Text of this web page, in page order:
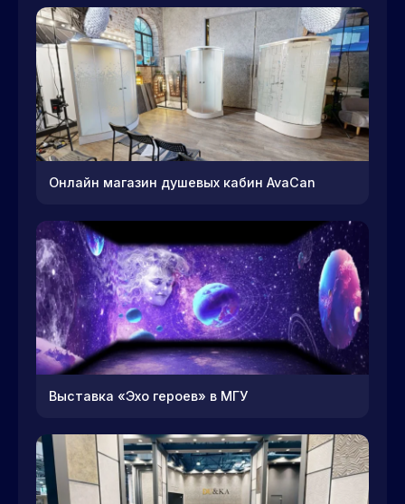
Онлайн магазин душевых кабин AvaCan
Выставка «Эхо героев» в МГУ